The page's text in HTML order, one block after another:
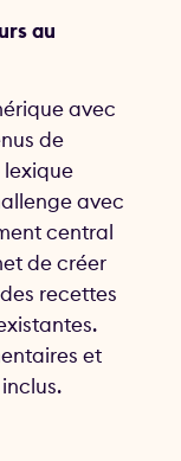
au
avec
de
lexique
avec
central
de créer
recettes
et